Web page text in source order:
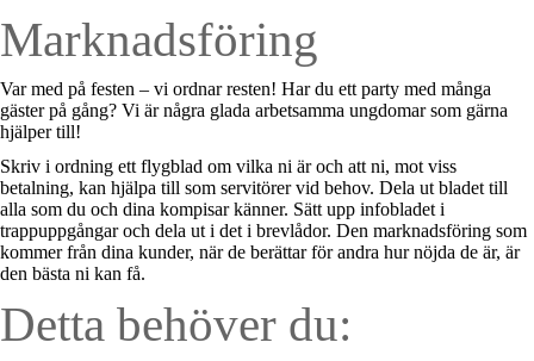
Marknadsföring
Var med på festen – vi ordnar resten! Har du ett party med många
gäster på gång? Vi är några glada arbetsamma ungdomar som gärna
hjälper till!
Skriv i ordning ett flygblad om vilka ni är och att ni, mot viss
betalning, kan hjälpa till som servitörer vid behov. Dela ut bladet till
alla som du och dina kompisar känner. Sätt upp infobladet i
trappuppgångar och dela ut i det i brevlådor. Den marknadsföring som
kommer från dina kunder, när de berättar för andra hur nöjda de är, är
den bästa ni kan få.
Detta behöver du: